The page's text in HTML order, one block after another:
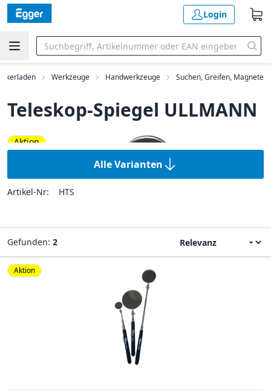
Login
Werkzeuge Handwerkzeuge Suchen, Greifen, Magnete
Teleskop-Spiegel ULLMANN
Aktion
Alle Varianten
Artikel-Nr: HTS
Gefunden: 2
Aktion